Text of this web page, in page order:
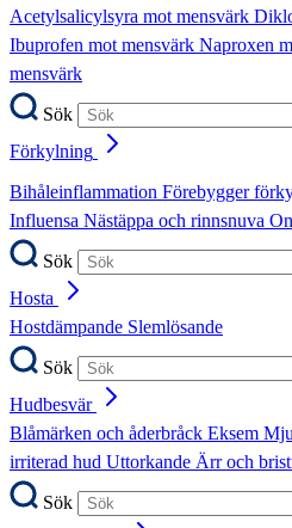
Acetylsalicylsyra mot mensvärk
Ibuprofen mot mensvärk Naproxen
mensvärk
Sök
Förkylning
Bihåleinflammation Förebygger
Influensa Nästäppa och rinnsnuva
Sök
Hosta
Hostdämpande Slemlösande
Sök
Hudbesvär
Blåmärken och åderbråck Eksem
irriterad hud Uttorkande Ärr och
Sök